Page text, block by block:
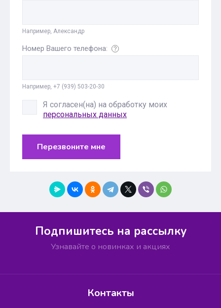
Например, Александр
Номер Вашего телефона:
Например, +7 (939) 503-20-30
Я согласен(на) на обработку моих
персональных данных
Перезвоните мне
Подпишитесь на рассылку
Узнавайте о новинках и акциях
Контакты